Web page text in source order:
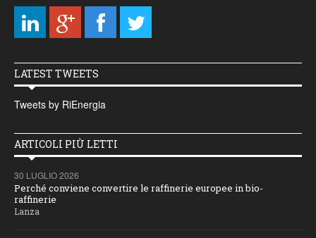
LATEST TWEETS
Tweets by RiEnergia
ARTICOLI PIÙ LETTI
30 LUGLIO 2026
Perché conviene convertire le raffinerie europee in bio-
raffinerie
Lanza